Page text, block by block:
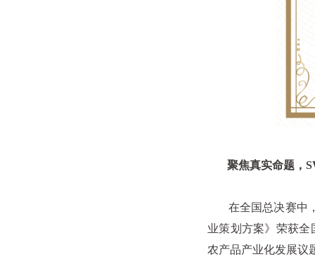
聚焦真实命题，
在全国总决赛中
业策划方案》荣获
农产品产业化发展议